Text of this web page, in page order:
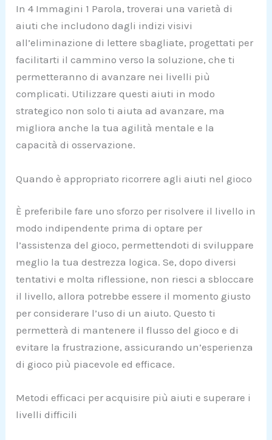
In 4 Immagini 1 Parola, troverai una varietà di
aiuti che includono dagli indizi visivi
all’eliminazione di lettere sbagliate, progettati per
facilitarti il cammino verso la soluzione, che ti
permetteranno di avanzare nei livelli più
complicati. Utilizzare questi aiuti in modo
strategico non solo ti aiuta ad avanzare, ma
migliora anche la tua agilità mentale e la
capacità di osservazione.
Quando è appropriato ricorrere agli aiuti nel gioco
È preferibile fare uno sforzo per risolvere il livello in
modo indipendente prima di optare per
l’assistenza del gioco, permettendoti di sviluppare
meglio la tua destrezza logica. Se, dopo diversi
tentativi e molta riflessione, non riesci a sbloccare
il livello, allora potrebbe essere il momento giusto
per considerare l’uso di un aiuto. Questo ti
permetterà di mantenere il flusso del gioco e di
evitare la frustrazione, assicurando un’esperienza
di gioco più piacevole ed efficace.
Metodi efficaci per acquisire più aiuti e superare i
livelli difficili